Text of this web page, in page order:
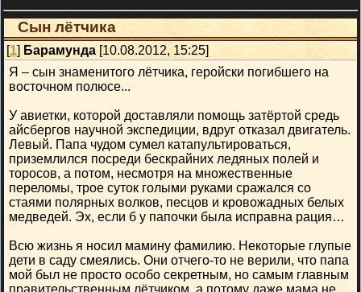
Сын лётчика
[1] Барамунда [10.08.2012, 15:25]
Я – сын знаменитого лётчика, геройски погибшего на
восточном полюсе...
У авиетки, которой доставляли помощь затёртой средь
айсбергов научной экспедиции, вдруг отказал двигатель.
Левый. Папа чудом сумел катапультироваться,
приземлился посреди бескрайних ледяных полей и
торосов, а потом, несмотря на множественные
переломы, трое суток голыми руками сражался со
стаями полярных волков, песцов и кровожадных белых
медведей. Эх, если б у папочки была исправна рация…
Всю жизнь я носил мамину фамилию. Некоторые глупые
дети в саду смеялись. Они отчего-то не верили, что папа
мой был не просто особо секретным, но самым главным
правительственным лётчиком, а потому даже мама не